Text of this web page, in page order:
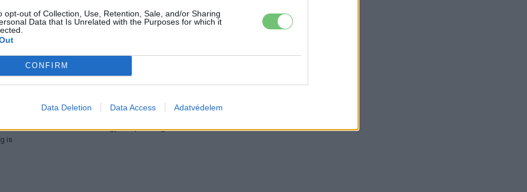
opt-out of Collection, Use, Retention, Sale, and/or Sharing
Data that Is Unrelated with the Purposes for which it
CONFIRM
Data Deletion Data Access Adatvédelem
az ár és a
is
magyar Supercharger-hálózaton